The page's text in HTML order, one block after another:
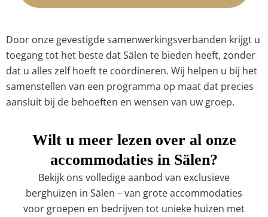
Door onze gevestigde samenwerkingsverbanden krijgt u
toegang tot het beste dat Sälen te bieden heeft, zonder
dat u alles zelf hoeft te coördineren. Wij helpen u bij het
samenstellen van een programma op maat dat precies
aansluit bij de behoeften en wensen van uw groep.
Wilt u meer lezen over al onze
accommodaties in Sälen?
Bekijk ons volledige aanbod van exclusieve
berghuizen in Sälen – van grote accommodaties
voor groepen en bedrijven tot unieke huizen met